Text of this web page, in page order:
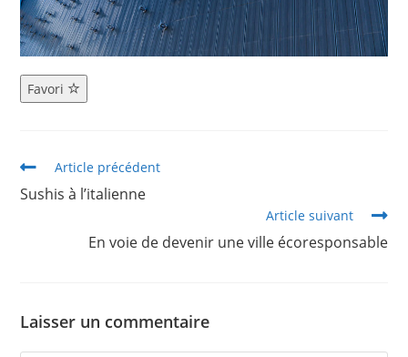
Favori
Article précédent
Sushis à l’italienne
Article suivant
En voie de devenir une ville écoresponsable
Laisser un commentaire